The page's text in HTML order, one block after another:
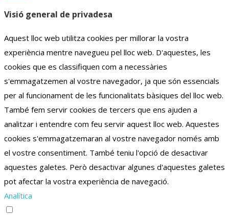
Visió general de privadesa
Aquest lloc web utilitza cookies per millorar la vostra
experiència mentre navegueu pel lloc web. D'aquestes, les
cookies que es classifiquen com a necessàries
s'emmagatzemen al vostre navegador, ja que són essencials
per al funcionament de les funcionalitats bàsiques del lloc web.
També fem servir cookies de tercers que ens ajuden a
analitzar i entendre com feu servir aquest lloc web. Aquestes
cookies s'emmagatzemaran al vostre navegador només amb
el vostre consentiment. També teniu l'opció de desactivar
aquestes galetes. Però desactivar algunes d'aquestes galetes
pot afectar la vostra experiència de navegació.
Analítica